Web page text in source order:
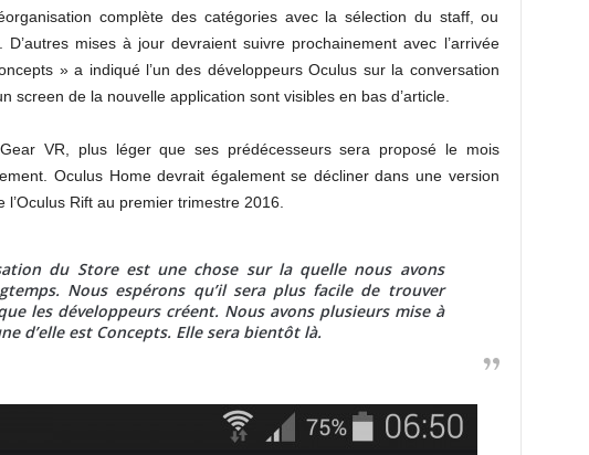
complète des catégories avec la sélection du staff, ou
mises à jour devraient suivre prochainement avec l’arrivée
» a indiqué l’un des développeurs Oculus sur la conversation
screen de la nouvelle application sont visibles en bas d’article.
VR, plus léger que ses prédécesseurs sera proposé le mois
Oculus Home devrait également se décliner dans une version
Rift au premier trimestre 2016.
du Store est une chose sur la quelle nous avons
Nous espérons qu’il sera plus facile de trouver
les développeurs créent. Nous avons plusieurs mise à
d’elle est Concepts. Elle sera bientôt là.